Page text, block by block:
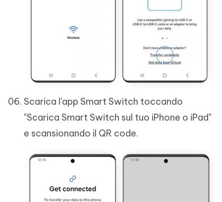
Scarica l'app Smart Switch toccando
"Scarica Smart Switch sul tuo iPhone o iPad"
e scansionando il QR code.